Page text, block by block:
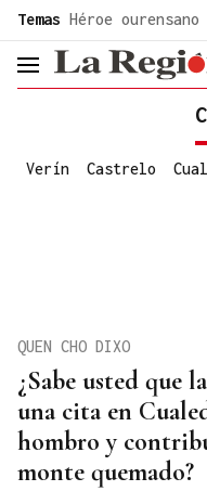
common.go-to-content
Temas Héroe ourensano
header.menu.open
Verín Castrelo
¿Sabe usted que
una cita en
hombro y
monte quemado?
QUEN CHO DIXO